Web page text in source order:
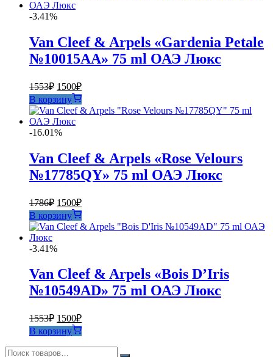
-3.41%
Van Cleef & Arpels «Gardenia Petale
№10015AA» 75 ml ОАЭ Люкс
1553₽ Первоначальная
цена
составляла
1553₽.
1500₽Текущая
цена:
1500₽.
В корзину
-16.01%
Van Cleef & Arpels «Rose Velours
№17785QY» 75 ml ОАЭ Люкс
1786₽ Первоначальная
цена
составляла
1500₽Текущая
цена:
1500₽.
В корзину
-3.41%
Van Cleef & Arpels «Bois D’Iris
№10549AD» 75 ml ОАЭ Люкс
1553₽ Первоначальная
цена
составляла
1553₽.
1500₽Текущая
цена:
1500₽.
В корзину